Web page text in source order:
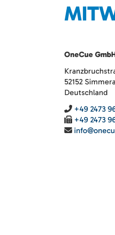
OneCue
52152
Deutschland
+49 2473
+49 2473